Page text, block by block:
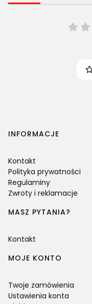
Linki w stopce
INFORMACJE
Kontakt
Polityka prywatności
Regulaminy
Zwroty i reklamacje
MASZ PYTANIA?
Kontakt
MOJE KONTO
Twoje zamówienia
Ustawienia konta